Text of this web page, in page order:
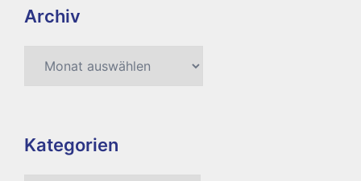
Archiv
Kategorien